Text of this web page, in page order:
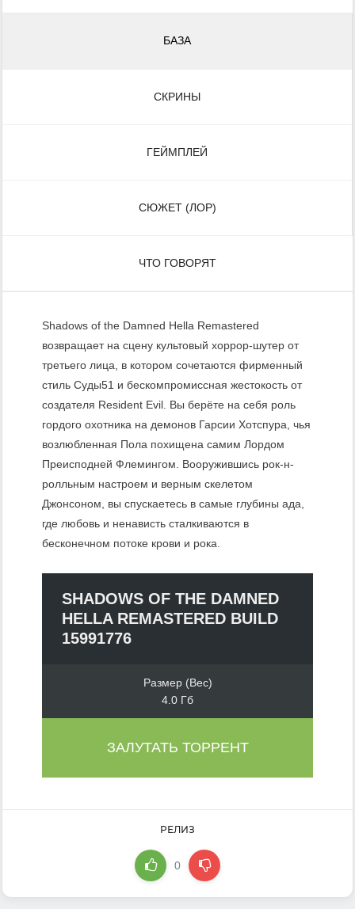
БАЗА
СКРИНЫ
ГЕЙМПЛЕЙ
СЮЖЕТ (ЛОР)
ЧТО ГОВОРЯТ
Shadows of the Damned Hella Remastered
возвращает на сцену культовый хоррор-шутер от
третьего лица, в котором сочетаются фирменный
стиль Суды51 и бескомпромиссная жестокость от
создателя Resident Evil. Вы берёте на себя роль
гордого охотника на демонов Гарсии Хотспура, чья
возлюбленная Пола похищена самим Лордом
Преисподней Флемингом. Вооружившись рок-н-
ролльным настроем и верным скелетом
Джонсоном, вы спускаетесь в самые глубины ада,
где любовь и ненависть сталкиваются в
бесконечном потоке крови и рока.
SHADOWS OF THE DAMNED
HELLA REMASTERED BUILD
15991776
Размер (Вес)
4.0 Гб
ЗАЛУТАТЬ ТОРРЕНТ
РЕЛИЗ
0